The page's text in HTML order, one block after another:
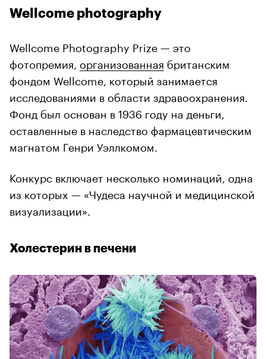
Wellcome photography
Wellcome Photography Prize — это
фотопремия, организованная британским
фондом Wellcome, который занимается
исследованиями в области здравоохранения.
Фонд был основан в 1936 году на деньги,
оставленные в наследство фармацевтическим
магнатом Генри Уэллкомом.
Конкурс включает несколько номинаций, одна
из которых — «Чудеса научной и медицинской
визуализации».
Холестерин в печени